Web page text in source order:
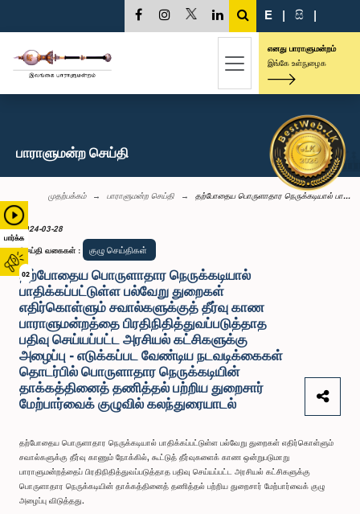
பார்க்க
02
E | සි |
எனது பாராளுமன்றம்
இங்கே உள்நுழைக
பாராளுமன்ற செய்தி
முதற்பக்கம் பாராளுமன்ற செய்தி தற்போதைய பொருளாதார நெருக்கடியால் பா...
2024-03-28
செய்தி வகைகள் : குழு செய்திகள்
தற்போதைய பொருளாதார நெருக்கடியால்
பாதிக்கப்பட்டுள்ள பல்வேறு துறைகள்
எதிர்கொள்ளும் சவால்களுக்குத் தீர்வு காண
பாராளுமன்றத்தை பிரதிநிதித்துவப்படுத்தாத
பதிவு செய்யப்பட்ட அரசியல் கட்சிகளுக்கு
அழைப்பு - எடுக்கப்பட வேண்டிய நடவடிக்கைகள்
தொடர்பில் பொருளாதார நெருக்கடியின்
தாக்கத்தினைத் தணித்தல் பற்றிய துறைசார்
மேற்பார்வைக் குழுவில் கலந்துரையாடல்
தற்போதைய பொருளாதார நெருக்கடியால் பாதிக்கப்பட்டுள்ள பல்வேறு துறைகள் எதிர்கொள்ளும்
சவால்களுக்கு தீர்வு காணும் நோக்கில், கூட்டுத் தீர்வுகளைக் காண ஒன்றுபடுமாறு
பாராளுமன்றத்தைப் பிரதிநிதித்துவப்படுத்தாத பதிவு செய்யப்பட்ட அரசியல் கட்சிகளுக்கு
பொருளாதார நெருக்கடியின் தாக்கத்தினைத் தணித்தல் பற்றிய துறைசார் மேற்பார்வைக் குழு
அழைப்பு விடுத்தது.